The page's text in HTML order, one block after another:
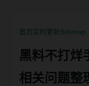
首页实时更新Sitemap
黑料不打烊
相关问题整